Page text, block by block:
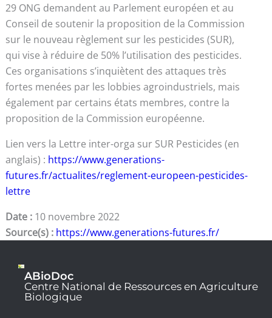
29 ONG demandent au Parlement européen et au
Conseil de soutenir la proposition de la Commission
sur le nouveau règlement sur les pesticides (SUR),
qui vise à réduire de 50% l’utilisation des pesticides.
Ces organisations s’inquiètent des attaques très
fortes menées par les lobbies agroindustriels, mais
également par certains états membres, contre la
proposition de la Commission européenne.
Lien vers la Lettre inter-orga sur SUR Pesticides (en
anglais) : https://www.generations-
futures.fr/actualites/reglement-europeen-pesticides-
lettre
Date : 10 novembre 2022
Source(s) : https://www.generations-futures.fr/
ABioDoc
Centre National de Ressources en Agriculture
Biologique